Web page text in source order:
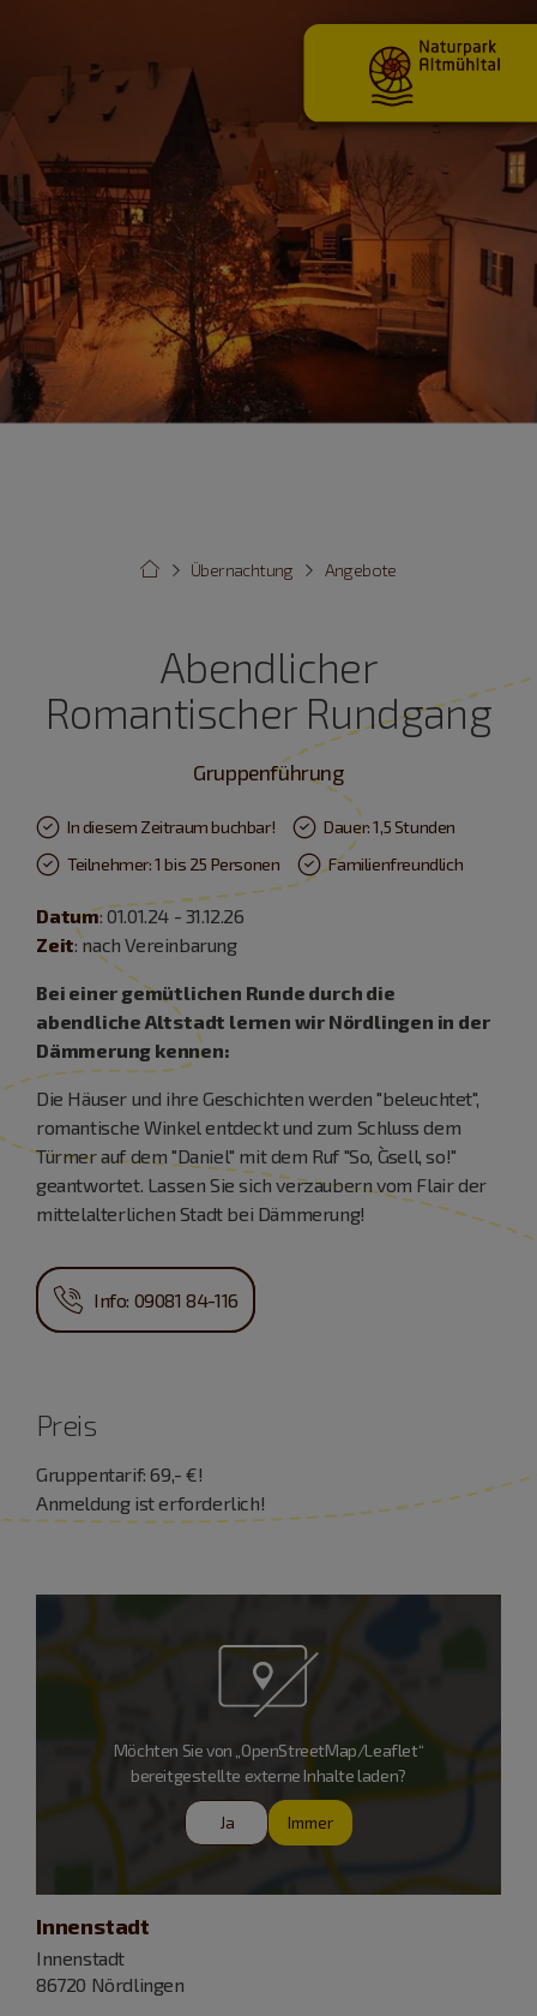
Angebote
Übernachtung
Abendlicher
Romantischer Rundgang
Gruppenführung
In diesem Zeitraum buchbar!
Dauer: 1,5 Stunden
Teilnehmer: 1 bis 25 Personen
Familienfreundlich
Datum: 01.01.24 - 31.12.26
Zeit: nach Vereinbarung
Bei einer gemütlichen Runde durch die
abendliche Altstadt lernen wir Nördlingen in der
Dämmerung kennen:
Die Häuser und ihre Geschichten werden "beleuchtet",
romantische Winkel entdeckt und zum Schluss dem
Türmer auf dem "Daniel" mit dem Ruf "So, G`sell, so!"
geantwortet. Lassen Sie sich verzaubern vom Flair der
mittelalterlichen Stadt bei Dämmerung!
Info: 09081 84-116
Preis
Gruppentarif: 69,- €!
Anmeldung ist erforderlich!
Möchten Sie von „OpenStreetMap/Leaflet“
bereitgestellte externe Inhalte laden?
Ja Immer
Innenstadt
Innenstadt
86720 Nördlingen